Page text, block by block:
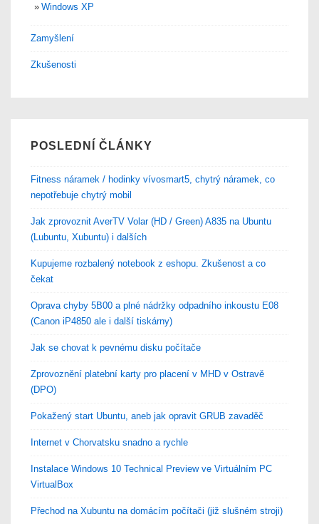
Windows XP
Zamyšlení
Zkušenosti
POSLEDNÍ ČLÁNKY
Fitness náramek / hodinky vívosmart5, chytrý náramek, co
nepotřebuje chytrý mobil
Jak zprovoznit AverTV Volar (HD / Green) A835 na Ubuntu
(Lubuntu, Xubuntu) i dalších
Kupujeme rozbalený notebook z eshopu. Zkušenost a co
čekat
Oprava chyby 5B00 a plné nádržky odpadního inkoustu E08
(Canon iP4850 ale i další tiskárny)
Jak se chovat k pevnému disku počítače
Zprovoznění platební karty pro placení v MHD v Ostravě
(DPO)
Pokažený start Ubuntu, aneb jak opravit GRUB zavaděč
Internet v Chorvatsku snadno a rychle
Instalace Windows 10 Technical Preview ve Virtuálním PC
VirtualBox
Přechod na Xubuntu na domácím počítači (již slušném stroji)